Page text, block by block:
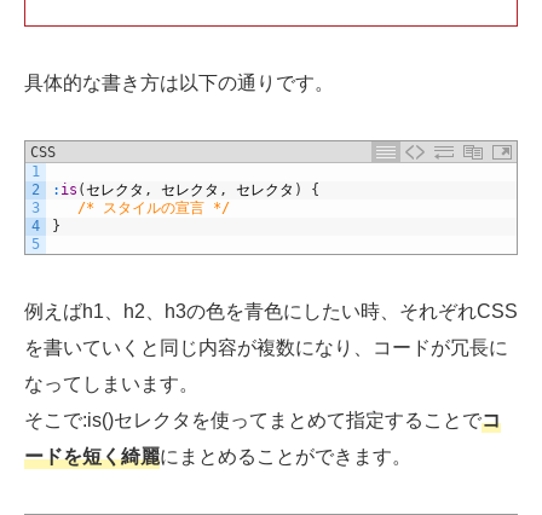
具体的な書き方は以下の通りです。
CSS
1
2
3
4
5
: is (セレクタ , セレクタ , セレクタ )
{
/* スタイルの宣言 */
}
例えばh1、h2、h3の色を青色にしたい時、それぞれCSS
を書いていくと同じ内容が複数になり、コードが冗長に
なってしまいます。
そこで:is()セレクタを使ってまとめて指定することでコ
ードを短く綺麗にまとめることができます。